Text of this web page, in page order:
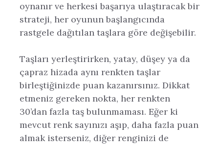
oynanır ve herkesi başarıya ulaştıracak bir
strateji, her oyunun başlangıcında
rastgele dağıtılan taşlara göre değişebilir.
Taşları yerleştirirken, yatay, düşey ya da
çapraz hizada aynı renkten taşlar
birleştiğinizde puan kazanırsınız. Dikkat
etmeniz gereken nokta, her renkten
30’dan fazla taş bulunmaması. Eğer ki
mevcut renk sayınızı aşıp, daha fazla puan
almak isterseniz, diğer renginizi de